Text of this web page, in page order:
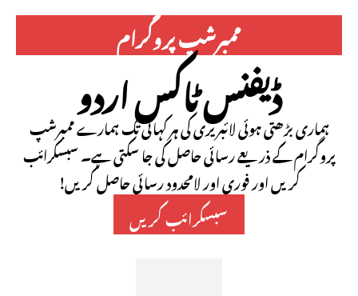
ممبرشپ پروگرام
ڈیفنس ٹاکس اردو
ہماری بڑھتی ہوئی لائبریری کی ہر کہانی تک ہمارے ممبرشپ
پروگرام کے ذریعے رسائی حاصل کی جا سکتی ہے۔ سبسکرائب
کریں اور فوری اور لامحدود رسائی حاصل کریں!
سبسکرائب کریں